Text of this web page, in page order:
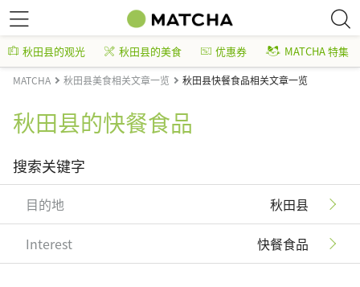
秋田县的观光 秋田县的美食 优惠券 MATCHA 特集
MATCHA 秋田县美食相关文章一览 秋田县快餐食品相关文章一览
秋田县的快餐食品
搜索关键字
目的地 秋田县
Interest 快餐食品